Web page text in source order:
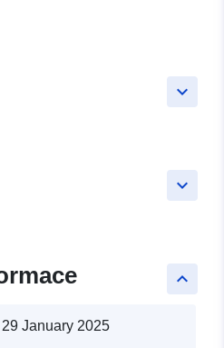
keyboard_arrow_down
keyboard_arrow_down
keyboard_arrow_up
29 January 2025